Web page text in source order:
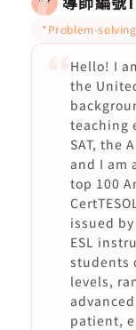
*Problem-
Hello! I
the
teaching
SAT, the
and I am
top 100
issued
ESL
students
levels,
patient,